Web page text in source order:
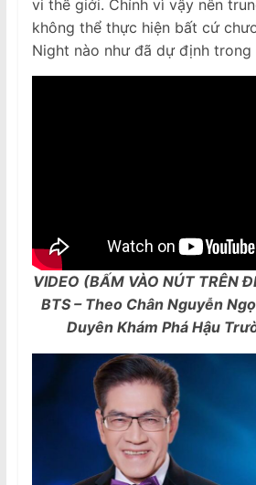
vi thế giới. Chính vì vậy nên
không thể thực hiện bất cứ
Night nào như đã dự định trong
VIDEO (BẤM VÀO NÚT TRÊN
BTS – Theo Chân Nguyễn
Duyên Khám Phá Hậu